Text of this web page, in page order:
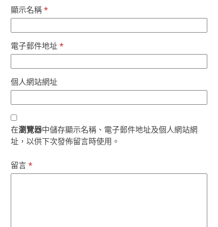
顯示名稱*
電子郵件地址*
個人網站網址
在瀏覽器中儲存顯示名稱、電子郵件地址及個人網站網
址，以供下次發佈留言時使用。
留言*